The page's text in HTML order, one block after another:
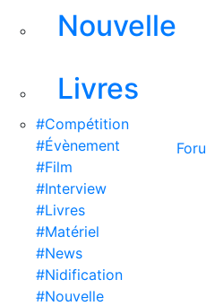
Nouvelle
Livres
#Compétition
#Évènement
#Film
#Interview
#Livres
#Matériel
#News
#Nidification
#Nouvelle